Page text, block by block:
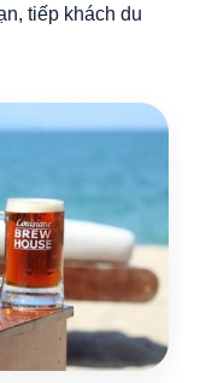
tiếp khách du